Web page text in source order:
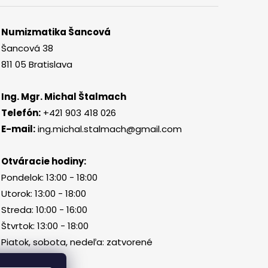
Numizmatika Šancová
Šancová 38
811 05 Bratislava
Ing. Mgr. Michal Štalmach
Telefón: +421 903 418 026
E-mail: ing.michal.stalmach@gmail.com
Otváracie hodiny:
Pondelok: 13:00 - 18:00
Utorok: 13:00 - 18:00
Streda: 10:00 - 16:00
Štvrtok: 13:00 - 18:00
Piatok, sobota, nedeľa: zatvorené